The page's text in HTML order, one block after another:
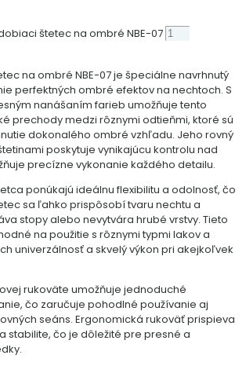
štetec na ombré NBE-07
na ombré NBE-07 je špeciálne navrhnutý
perfektných ombré efektov na nechtoch. S
nanášaním farieb umožňuje tento
prechody medzi rôznymi odtieňmi, ktoré sú
dokonalého ombré vzhľadu. Jeho rovný
poskytuje vynikajúcu kontrolu nad
precízne vykonanie každého detailu.
ponúkajú ideálnu flexibilitu a odolnosť, čo
sa ľahko prispôsobí tvaru nechtu a
stopy alebo nevytvára hrubé vrstvy. Tieto
na použitie s rôznymi typmi lakov a
univerzálnosť a skvelý výkon pri akejkoľvek
rukoväte umožňuje jednoduché
čo zaručuje pohodlné používanie aj
seáns. Ergonomická rukoväť prispieva
stabilite, čo je dôležité pre presné a